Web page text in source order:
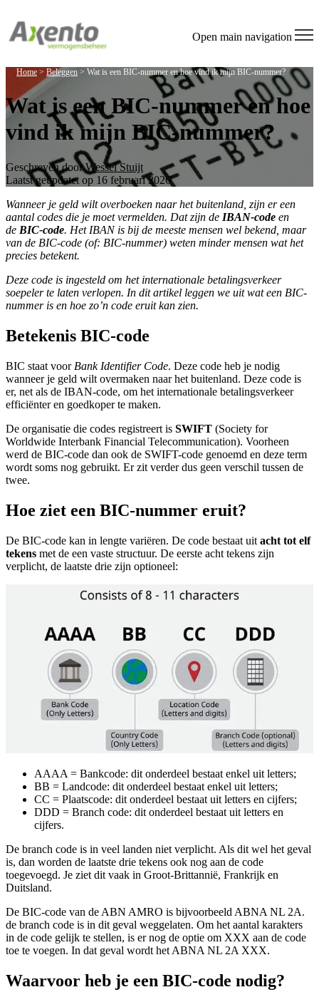
Open main navigation
Home > Beleggen > Wat is een BIC-nummer en hoe vind ik mijn BIC-nummer?
Wat is een BIC-nummer en hoe
vind ik mijn BIC-nummer?
Geschreven doorWessel Stuijt
Laatst geüpdatet op 16 februari 2026
Wanneer je geld wilt overboeken naar het buitenland, zijn er een
aantal codes die je moet vermelden. Dat zijn de IBAN-code en
de BIC-code. Het IBAN is bij de meeste mensen wel bekend, maar
van de BIC-code (of: BIC-nummer) weten minder mensen wat het
precies betekent.
Deze code is ingesteld om het internationale betalingsverkeer
soepeler te laten verlopen. In dit artikel leggen we uit wat een BIC-
nummer is en hoe zo’n code eruit kan zien.
Betekenis BIC-code
BIC staat voor Bank Identifier Code. Deze code heb je nodig
wanneer je geld wilt overmaken naar het buitenland. Deze code is
er, net als de IBAN-code, om het internationale betalingsverkeer
efficiënter en goedkoper te maken.
De organisatie die codes registreert is SWIFT (Society for
Worldwide Interbank Financial Telecommunication). Voorheen
werd de BIC-code dan ook de SWIFT-code genoemd en deze term
wordt soms nog gebruikt. Er zit verder dus geen verschil tussen de
twee.
Hoe ziet een BIC-nummer eruit?
De BIC-code kan in lengte variëren. De code bestaat uit acht tot elf
tekens met de een vaste structuur. De eerste acht tekens zijn
verplicht, de laatste drie zijn optioneel:
AAAA = Bankcode: dit onderdeel bestaat enkel uit letters;
BB = Landcode: dit onderdeel bestaat enkel uit letters;
CC = Plaatscode: dit onderdeel bestaat uit letters en cijfers;
DDD = Branch code: dit onderdeel bestaat uit letters en
cijfers.
De branch code is in veel landen niet verplicht. Als dit wel het geval
is, dan worden de laatste drie tekens ook nog aan de code
toegevoegd. Je ziet dit vaak in Groot-Brittannië, Frankrijk en
Duitsland.
De BIC-code van de ABN AMRO is bijvoorbeeld ABNA NL 2A.
de branch code is in dit geval weggelaten. Om het aantal karakters
in de code gelijk te stellen, is er nog de optie om XXX aan de code
toe te voegen. In dat geval wordt het ABNA NL 2A XXX.
Waarvoor heb je een BIC-code nodig?